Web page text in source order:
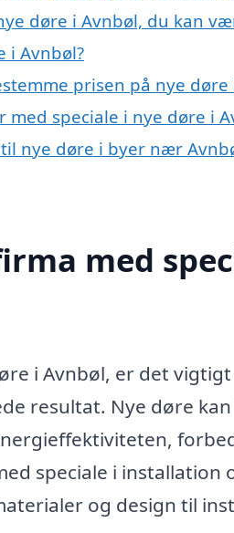
døre i Avnbøl, du kan
i Avnbøl?
prisen på nye døre
med speciale i nye døre i
nye døre i byer nær
med
i Avnbøl, er det
resultat. Nye døre
speciale i installation
og design til